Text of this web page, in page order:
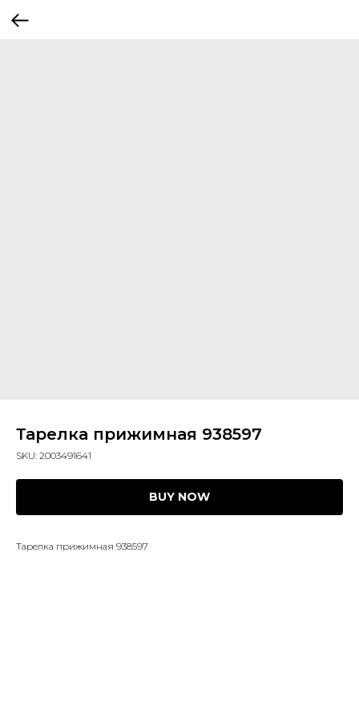
Тарелка прижимная 938597
SKU: 2003491641
BUY NOW
Тарелка прижимная 938597